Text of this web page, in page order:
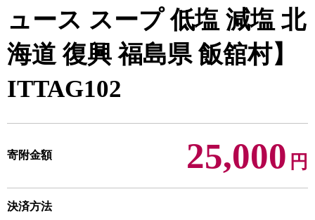
ュース スープ 低塩 減塩 北
海道 復興 福島県 飯舘村】
ITTAG102
寄附金額 25,000 円
決済方法